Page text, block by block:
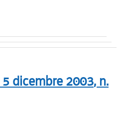
5 dicembre 2003, n.